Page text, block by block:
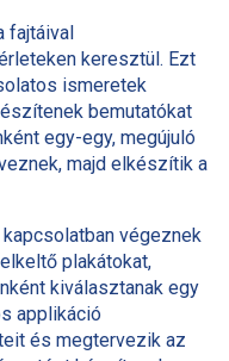
fajtáival
keresztül. Ezt
ismeretek
bemutatókat
egy-egy, megújuló
majd elkészítik a
végeznek
plakátokat,
kiválasztanak egy
applikáció
és megtervezik az